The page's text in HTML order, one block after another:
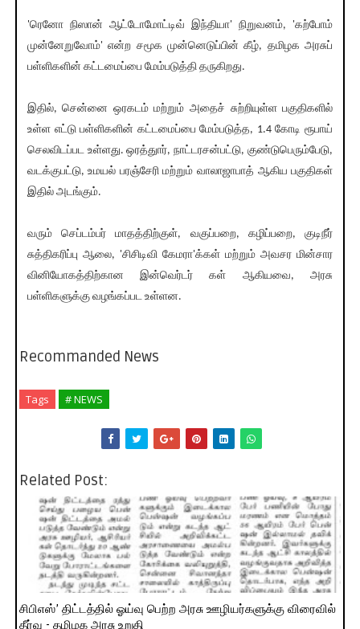
'ரெனோ நிஸான் ஆட்டோமோட்டிவ் இந்தியா' நிறுவனம், 'கற்போம்
முன்னேறுவோம்' என்ற சமூக முன்னெடுப்பின் கீழ், தமிழக அரசுப்
பள்ளிகளின் கட்டமைப்பை மேம்படுத்தி தருகிறது.
இதில், சென்னை ஒரகடம் மற்றும் அதைச் சுற்றியுள்ள பகுதிகளில்
உள்ள எட்டு பள்ளிகளின் கட்டமைப்பை மேம்படுத்த, 1.4 கோடி ரூபாய்
செலவிடப்பட உள்ளது. ஒரத்துார், நாட்டரசன்பட்டு, குண்டுபெரும்பேடு,
வடக்குபட்டு, உமயல் பரஞ்சேரி மற்றும் வாலாஜாபாத் ஆகிய பகுதிகள்
இதில் அடங்கும்.
வரும் செப்டம்பர் மாதத்திற்குள், வகுப்பறை, கழிப்பறை, குடிநீர்
சுத்திகரிப்பு ஆலை, 'சிசிடிவி கேமரா'க்கள் மற்றும் அவசர மின்சார
வினியோகத்திற்கான இன்வெர்டர் கள் ஆகியவை, அரசு
பள்ளிகளுக்கு வழங்கப்பட உள்ளன.
Recommanded News
Tags # NEWS
Related Post:
சிபிஎஸ்’ திட்டத்தில் ஓய்வு பெற்ற அரசு ஊழியர்களுக்கு விரைவில்
தீர்வு - தமிழக அரசு உறுதி